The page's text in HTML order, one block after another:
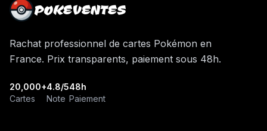
POKEVENTES
Rachat professionnel de cartes Pokémon en
France. Prix transparents, paiement sous 48h.
20,000+
Cartes
4.8/5
Note
48h
Paiement